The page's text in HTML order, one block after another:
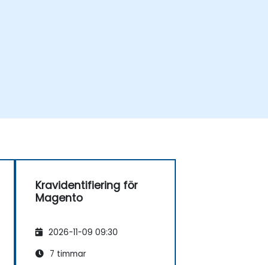
Kravidentifiering för
Magento
2026-11-09 09:30
7 timmar